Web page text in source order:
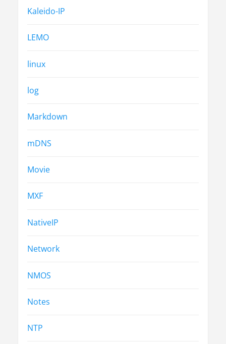
Kaleido-IP
LEMO
linux
log
Markdown
mDNS
Movie
MXF
NativeIP
Network
NMOS
Notes
NTP